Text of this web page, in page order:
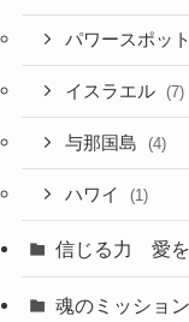
パワースポット
イスラエル (7)
与那国島 (4)
ハワイ (1)
信じる力 愛を
魂のミッショ